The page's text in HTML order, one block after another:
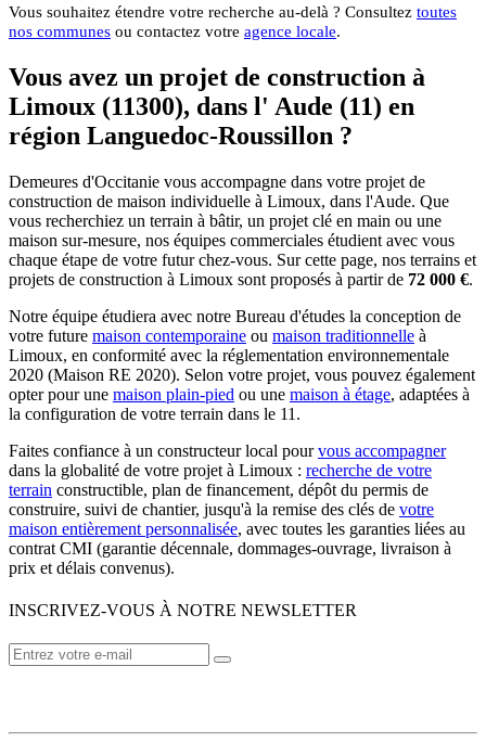
Vous souhaitez étendre votre recherche au-delà ? Consultez toutes
nos communes ou contactez votre agence locale.
Vous avez un projet de construction à
Limoux (11300), dans l' Aude (11) en
région Languedoc-Roussillon ?
Demeures d'Occitanie vous accompagne dans votre projet de
construction de maison individuelle à Limoux, dans l'Aude. Que
vous recherchiez un terrain à bâtir, un projet clé en main ou une
maison sur-mesure, nos équipes commerciales étudient avec vous
chaque étape de votre futur chez-vous. Sur cette page, nos terrains et
projets de construction à Limoux sont proposés à partir de 72 000 €.
Notre équipe étudiera avec notre Bureau d'études la conception de
votre future maison contemporaine ou maison traditionnelle à
Limoux, en conformité avec la réglementation environnementale
2020 (Maison RE 2020). Selon votre projet, vous pouvez également
opter pour une maison plain-pied ou une maison à étage, adaptées à
la configuration de votre terrain dans le 11.
Faites confiance à un constructeur local pourvous accompagner
dans la globalité de votre projet à Limoux : recherche de votre
terrain constructible, plan de financement, dépôt du permis de
construire, suivi de chantier, jusqu'à la remise des clés de votre
maison entièrement personnalisée, avec toutes les garanties liées au
contrat CMI (garantie décennale, dommages-ouvrage, livraison à
prix et délais convenus).
INSCRIVEZ-VOUS À NOTRE NEWSLETTER